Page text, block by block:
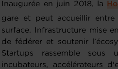
Inaugurée en juin 2018, la
gare et peut accueillir
surface. Infrastructure mise
de fédérer et soutenir
Startups rassemble sous
incubateurs, accélérateurs